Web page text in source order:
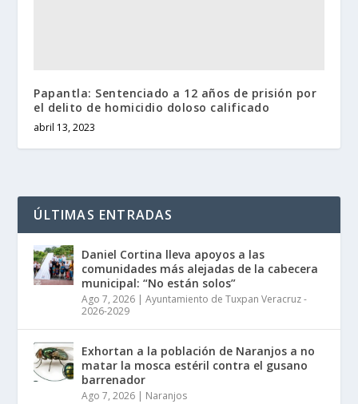
Papantla: Sentenciado a 12 años de prisión por
el delito de homicidio doloso calificado
abril 13, 2023
ÚLTIMAS ENTRADAS
Daniel Cortina lleva apoyos a las
comunidades más alejadas de la cabecera
municipal: “No están solos”
Ago 7, 2026 |Ayuntamiento de Tuxpan Veracruz -
2026-2029
Exhortan a la población de Naranjos a no
matar la mosca estéril contra el gusano
barrenador
Ago 7, 2026 | Naranjos